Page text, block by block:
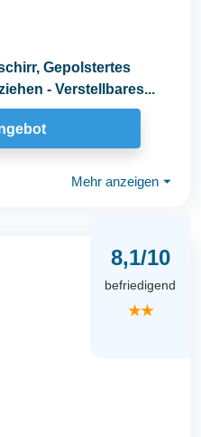
Gepolstertes
- Verstellbares...
Mehr anzeigen ⏷
8,1/10
befriedigend
★★